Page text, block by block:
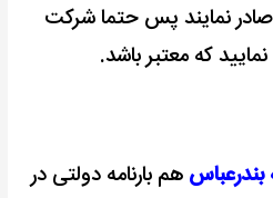
صادر نمایند پس حتما شرکت
که معتبر باشد.
بندرعباس هم بارنامه دولتی در